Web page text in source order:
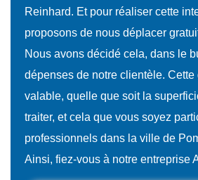
Reinhard. Et pour réaliser cette
proposons de nous déplacer
Nous avons décidé cela, dans le
dépenses de notre clientèle. Cette
valable, quelle que soit la
traiter, et cela que vous soyez
professionnels dans la ville de
Ainsi, fiez-vous à notre entreprise